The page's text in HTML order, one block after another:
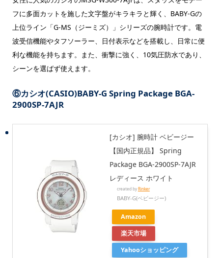
フに多面カットを施した文字盤がキラキラと輝く、BABY-Gの
上位ライン「G-MS（ジーミズ）」シリーズの腕時計です。​電
波受信機能やタフソーラー、​日付表示などを搭載し、​日常に便
利な機能を持ちます。​また、​衝撃に強く、​10気圧防水であり、​
シーンを選ばず使えます。
⑥カシオ(CASIO)BABY-G Spring Package BGA-
2900SP-7AJR
[カシオ] 腕時計 ベビージー
【国内正規品】 Spring
Package BGA-2900SP-7AJR
レディース ホワイト
created byRinker
BABY-G(ベビージー)
Amazon
楽天市場
Yahooショッピング